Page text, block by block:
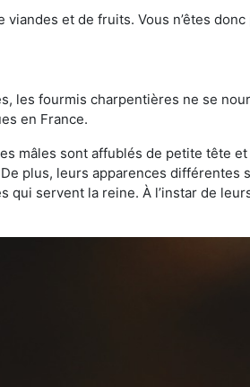
et de fruits. Vous n’êtes donc
les fourmis charpentières ne se
en France.
mâles sont affublés de petite tête
plus, leurs apparences différentes
servent la reine. À l’instar de